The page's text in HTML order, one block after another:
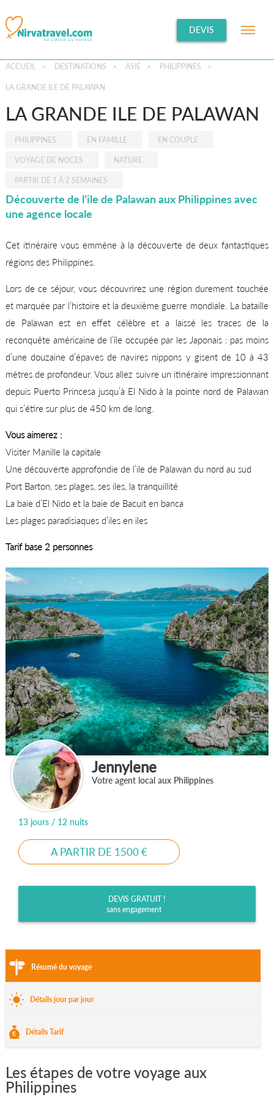
DEVIS
ACCUEIL > DESTINATIONS > ASIE > PHILIPPINES >
LA GRANDE ILE DE PALAWAN
LA GRANDE ILE DE PALAWAN
PHILIPPINES EN FAMILLE EN COUPLE
VOYAGE DE NOCES NATURE
PARTIR DE 1 À 2 SEMAINES
Découverte de l’ile de Palawan aux Philippines avec
une agence locale
Cet itinéraire vous emmène à la découverte de deux fantastiques
régions des Philippines.
Lors de ce séjour, vous découvrirez une région durement touchée
et marquée par l’histoire et la deuxième guerre mondiale. La bataille
de Palawan est en effet célèbre et a laissé les traces de la
reconquête américaine de l’île occupée par les Japonais : pas moins
d’une douzaine d’épaves de navires nippons y gisent de 10 à 43
mètres de profondeur. Vous allez suivre un itinéraire impressionnant
depuis Puerto Princesa jusqu’à El Nido à la pointe nord de Palawan
qui s’étire sur plus de 450 km de long.
Vous aimerez :
Visiter Manille la capitale
Une découverte approfondie de l’ile de Palawan du nord au sud
Port Barton, ses plages, ses iles, la tranquillité
La baie d’El Nido et la baie de Bacuit en banca
Les plages paradisiaques d’iles en iles
Tarif base 2 personnes
Jennylene
Votre agent local aux Philippines
13 jours / 12 nuits
A PARTIR DE 1500 €
DEVIS GRATUIT !
sans engagement
Résumé du voyage
Détails jour par jour
Détails Tarif
Les étapes de votre voyage aux
Philippines